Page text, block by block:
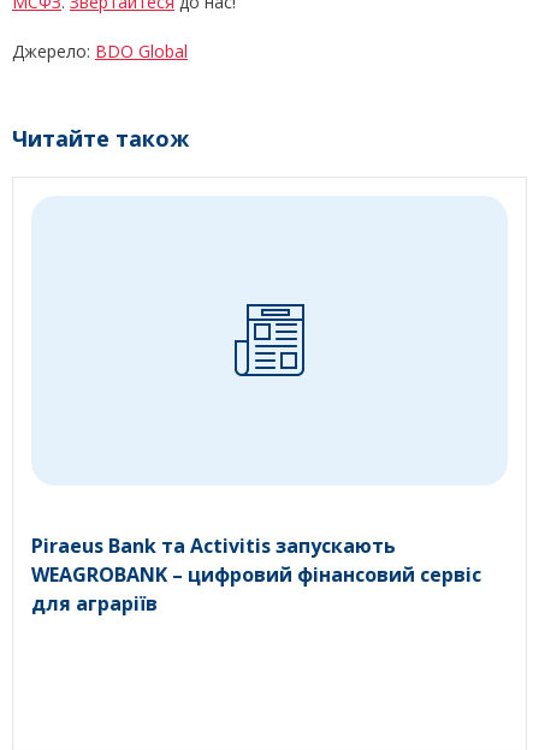
Джерело: BDO Global
Читайте також
Piraeus Bank та Activitis запускають
WEAGROBANK – цифровий фінансовий сервіс
для аграріїв